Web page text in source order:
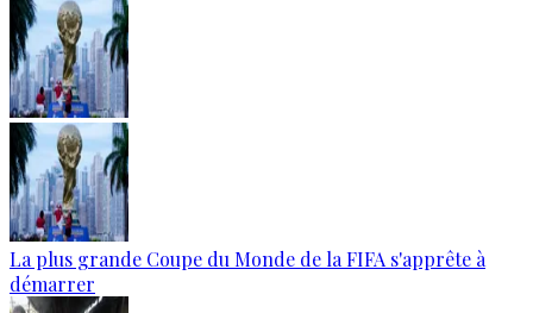
La plus grande Coupe du Monde de la FIFA s'apprête à
démarrer